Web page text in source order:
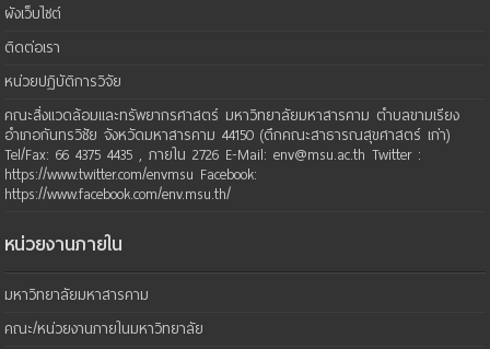
ผังเว็บไซต์
ติดต่อเรา
หน่วยปฏิบัติการวิจัย
คณะสิ่งแวดล้อมและทรัพยากรศาสตร์ มหาวิทยาลัยมหาสารคาม ตำบลขามเรียง
อำเภอกันทรวิชัย จังหวัดมหาสารคาม 44150 (ตึกคณะสาธารณสุขศาสตร์ เก่า)
Tel/Fax: 66 4375 4435 , ภายใน 2726 E-Mail: env@msu.ac.th Twitter :
https://www.twitter.com/envmsu Facebook:
https://www.facebook.com/env.msu.th/
หน่วยงานภายใน
มหาวิทยาลัยมหาสารคาม
คณะ/หน่วยงานภายในมหาวิทยาลัย